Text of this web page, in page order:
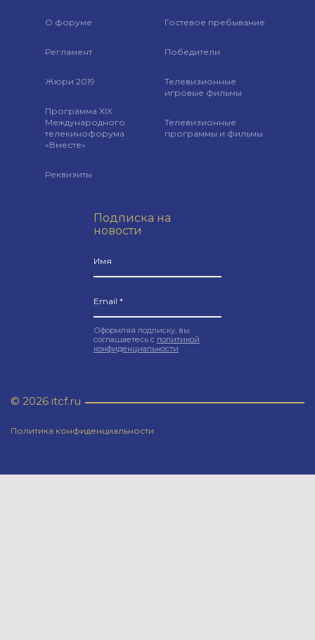
О форуме
Регламент
Жюри 2019
Программа XIX
Международного
телекинофорума
«Вместе»
Реквизиты
Гостевое пребывание
Победители
Телевизионные
игровые фильмы
Телевизионные
программы и фильмы
Подписка на
новости
Оформляя подписку, вы
соглашаетесь с политикой
конфиденциальности
© 2026 itcf.ru
Политика конфиденциальности